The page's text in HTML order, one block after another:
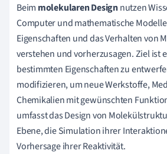
Beim molekularen Designnutzen
Computer und mathematische
Eigenschaften und das Verhalten von
verstehen und vorherzusagen. Ziel ist
bestimmten Eigenschaften zu
modifizieren, um neue Werkstoffe,
Chemikalien mit gewünschten
umfasst das Design von
Ebene, die Simulation ihrer
Vorhersage ihrer Reaktivität.